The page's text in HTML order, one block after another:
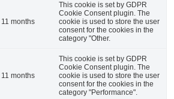
11 months
This cookie is set by GDPR
Cookie Consent plugin. The
cookie is used to store the user
consent for the cookies in the
category "Other.
11 months
This cookie is set by GDPR
Cookie Consent plugin. The
cookie is used to store the user
consent for the cookies in the
category "Performance".